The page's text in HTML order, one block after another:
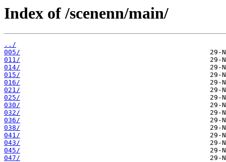
Index of /scenenn/main/
../
005/
011/
014/
015/
016/
021/
025/
030/
032/
036/
038/
041/
043/
045/
047/